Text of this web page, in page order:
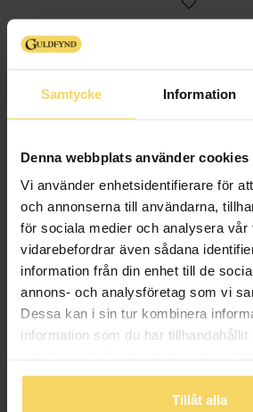
Samtycke Information
Denna webbplats använder cookies
Vi använder enhetsidentifierare för
och annonserna till användarna,
för sociala medier och analysera vår
vidarebefordrar även sådana
information från din enhet till de
annons- och analysföretag som vi
Dessa kan i sin tur kombinera
information som du har tillhandahållit
Tillåt alla
Armband i 18K guld 19cm
GULDFYND
86 998:-